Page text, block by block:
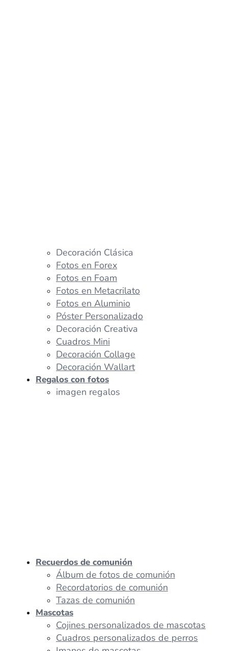
Decoración Clásica
Fotos en Forex
Fotos en Foam
Fotos en Metacrilato
Fotos en Aluminio
Póster Personalizado
Decoración Creativa
Cuadros Mini
Decoración Collage
Decoración Wallart
Regalos con fotos
imagen regalos
Recuerdos de comunión
Álbum de fotos de comunión
Recordatorios de comunión
Tazas de comunión
Mascotas
Cojines personalizados de mascotas
Cuadros personalizados de perros